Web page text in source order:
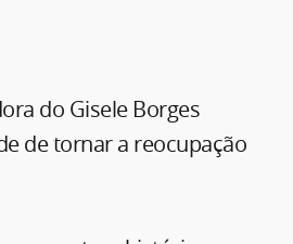
do Gisele Borges
de tornar a reocupação